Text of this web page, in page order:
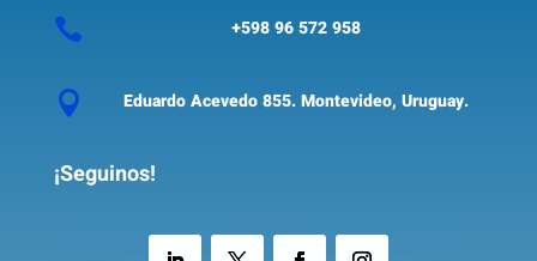
 +598 96 572 958
 Eduardo Acevedo 855. Montevideo, Uruguay.
¡Seguinos!